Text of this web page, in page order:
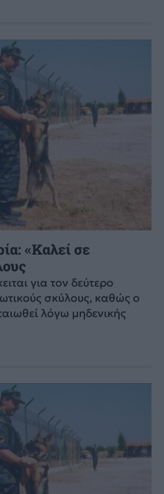
«Καλεί σε
για τον δεύτερο
σκύλους, καθώς ο
λόγω μηδενικής